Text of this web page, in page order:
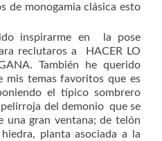
de monogamia clásica esto
inspirarme en la pose
reclutaros a HACER LO
También he querido
mis temas favoritos que es
el típico sombrero
del demonio que se
una gran ventana; de telón
planta asociada a la